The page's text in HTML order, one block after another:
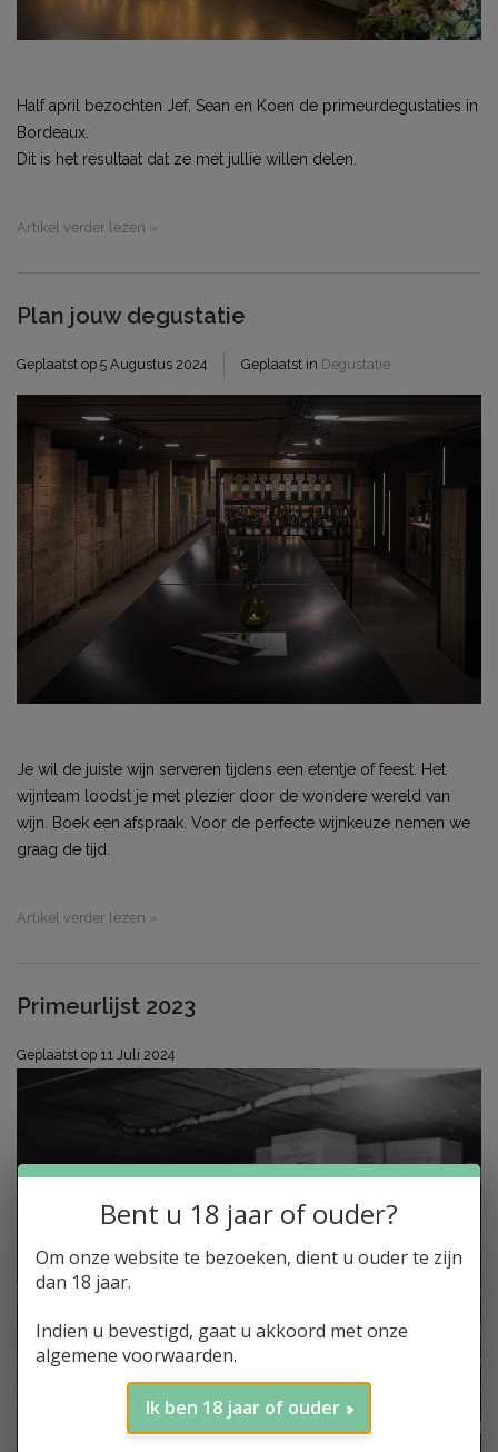
Half april bezochten Jef, Sean en Koen de primeurdegustaties in
Bordeaux.
Dit is het resultaat dat ze met jullie willen delen.
Artikel verder lezen »
Plan jouw degustatie
Geplaatst op 5 Augustus 2024 Geplaatst in Degustatie
Je wil de juiste wijn serveren tijdens een etentje of feest. Het
wijnteam loodst je met plezier door de wondere wereld van
wijn. Boek een afspraak. Voor de perfecte wijnkeuze nemen we
graag de tijd.
Artikel verder lezen »
Primeurlijst 2023
Geplaatst op 11 Juli 2024
Bent u 18 jaar of ouder?
Om onze website te bezoeken, dient u ouder te zijn
dan 18 jaar.
Indien u bevestigd, gaat u akkoord met onze
algemene voorwaarden.
Ik ben 18 jaar of ouder